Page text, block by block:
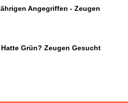
Angegriffen - Zeugen
Hatte Grün? Zeugen Gesucht